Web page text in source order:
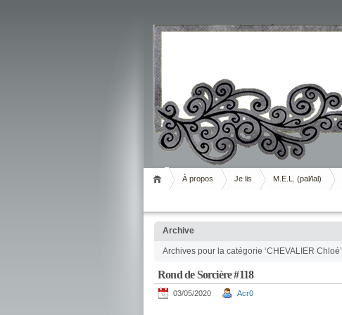
Livrement
À propos Je lis M.E.L. (pal/lal)
Archive
Archives pour la catégorie ‘CHEVALIER Chloé’
Rond de Sorcière #118
03/05/2020 Acr0